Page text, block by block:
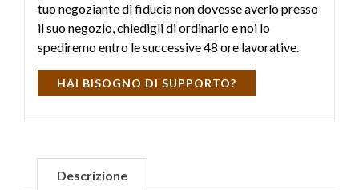
tuo negoziante di fiducia non dovesse averlo presso
il suo negozio, chiedigli di ordinarlo e noi lo
spediremo entro le successive 48 ore lavorative.
HAI BISOGNO DI SUPPORTO?
Descrizione